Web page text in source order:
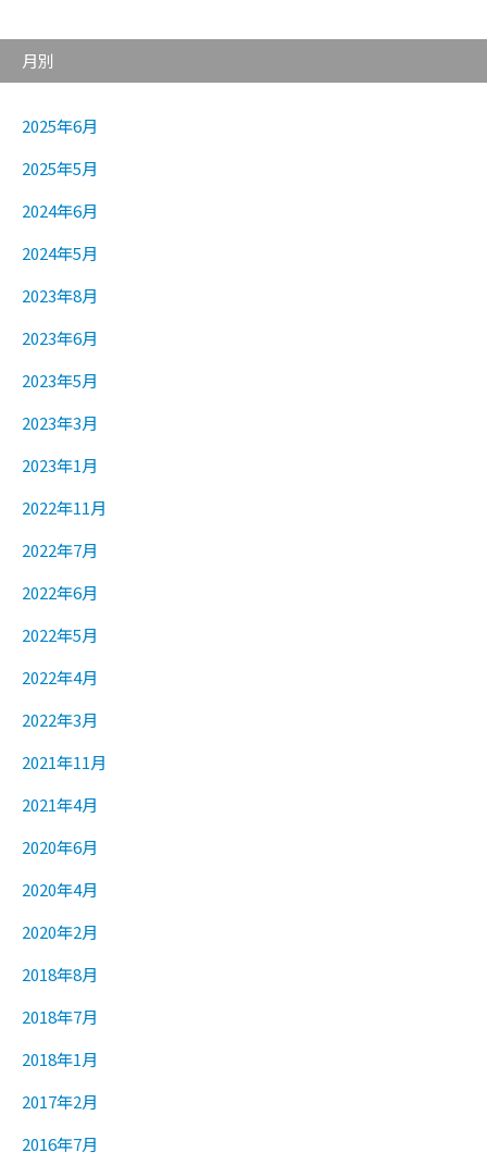
月別
2025年6月
2025年5月
2024年6月
2024年5月
2023年8月
2023年6月
2023年5月
2023年3月
2023年1月
2022年11月
2022年7月
2022年6月
2022年5月
2022年4月
2022年3月
2021年11月
2021年4月
2020年6月
2020年4月
2020年2月
2018年8月
2018年7月
2018年1月
2017年2月
2016年7月